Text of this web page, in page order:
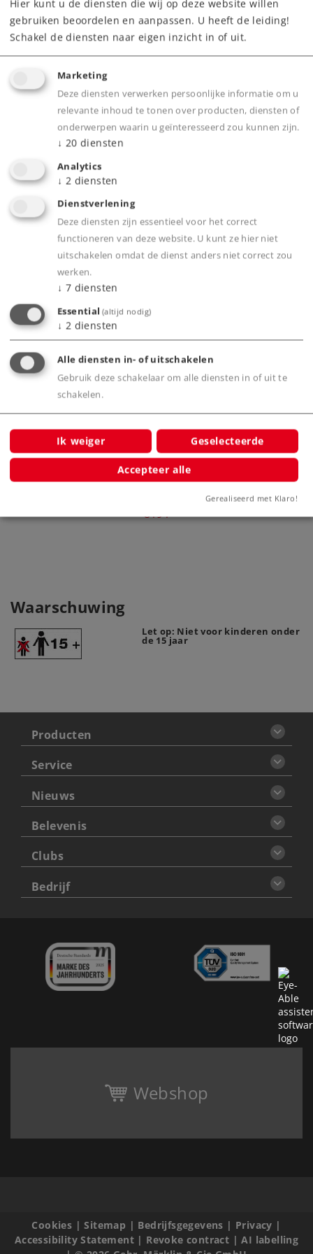
Downloads
Product
Productinfo
Bijbehorende producten
Uitbreidingsset E met elektrische
8191
Waarschuwing
Let op: Niet voor kinderen onder
de 15 jaar
Producten
Service
Nieuws
Belevenis
Clubs
Bedrijf
Webshop
Cookies |Sitemap | Bedrijfsgegevens | Privacy |
Accessibility Statement| Revoke contract |AI labelling
Hier kunt u de diensten die wij op deze website willen
gebruiken beoordelen en aanpassen. U heeft de leiding!
Schakel de diensten naar eigen inzicht in of uit.
Marketing
Deze diensten verwerken persoonlijke informatie om u
relevante inhoud te tonen over producten, diensten of
onderwerpen waarin u geïnteresseerd zou kunnen zijn.
↓ 20 diensten
Analytics
↓ 2 diensten
Dienstverlening
Deze diensten zijn essentieel voor het correct
functioneren van deze website. U kunt ze hier niet
uitschakelen omdat de dienst anders niet correct zou
werken.
↓ 7 diensten
Essential (altijd nodig)
↓ 2 diensten
Alle diensten in- of uitschakelen
Gebruik deze schakelaar om alle diensten in of uit te
schakelen.
Ik weiger Geselecteerde
Accepteer alle
Gerealiseerd met Klaro!